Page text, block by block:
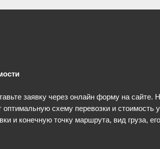
заявку через онлайн форму на сайте.
схему перевозки и стоимость
и конечную точку маршрута, вид груза,